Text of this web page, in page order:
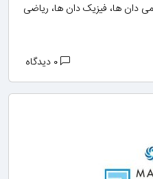
دان ها، فیزیک دان ها، ریاضی